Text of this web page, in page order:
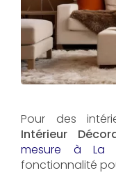
Pour des
Intérieur
mesure à La
fonctionnalité